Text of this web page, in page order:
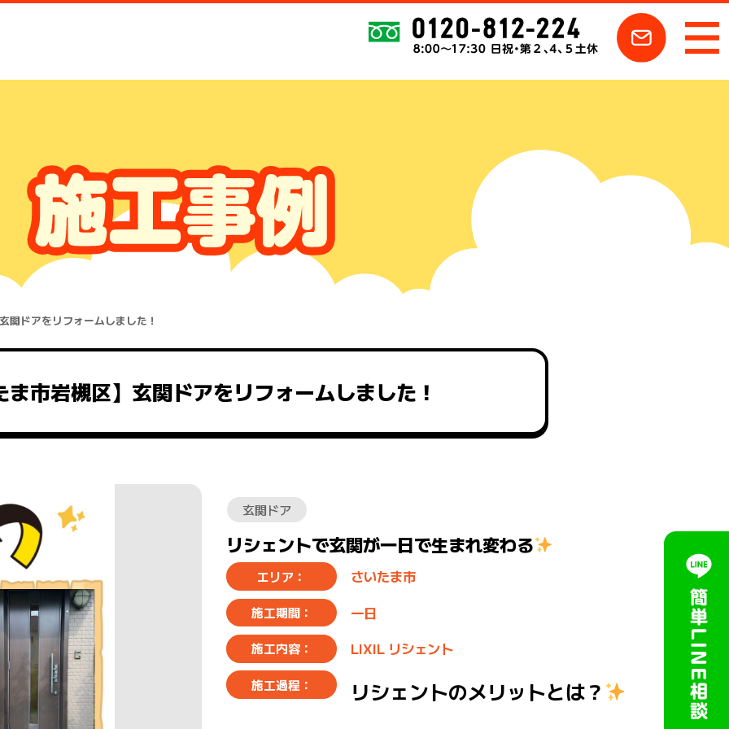
関ドアをリフォームしました！
ま市岩槻区】玄関ドアをリフォームしました！
玄関ドア
リシェントで玄関が一日で生まれ変わる
エリア： さいたま市
施工期間： 一日
施工内容： LIXIL リシェント
施工過程： リシェントのメリットとは？